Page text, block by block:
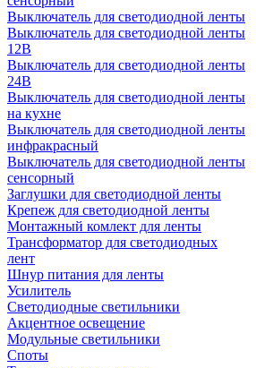
Выключатель для светодиодной ленты
Выключатель для светодиодной ленты
12В
Выключатель для светодиодной ленты
24В
Выключатель для светодиодной ленты
на кухне
Выключатель для светодиодной ленты
инфракрасный
Выключатель для светодиодной ленты
сенсорный
Заглушки для светодиодной ленты
Крепеж для светодиодной ленты
Монтажный комлект для ленты
Трансформатор для светодиодных
лент
Шнур питания для ленты
Усилитель
Светодиодные светильники
Акцентное освещение
Модульные светильники
Споты